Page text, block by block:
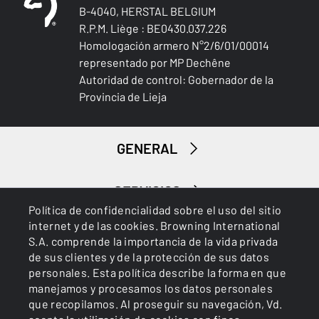
Política de confidencialidad sobre el uso del sitio
internet y de las cookies. Browning International
S.A. comprende la importancia de la vida privada
de sus clientes y de la protección de sus datos
personales. Esta política describe la forma en que
manejamos y procesamos los datos personales
que recopilamos. Al proseguir su navegación, Vd.
B-4040, HERSTAL BELGIUM
R.P.M. Liège : BE0430.037.226
Homologación armero N°2/6/01/00014
representado por MP Dechêne
Autoridad de control: Gobernador de la
Provincia de Lieja
GENERAL
SERVICIOS
Cookies Política de privacidad